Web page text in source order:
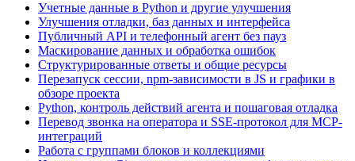
Учетные данные в Python и другие улучшения
Улучшения отладки, баз данных и интерфейса
Публичный API и телефонный агент без пауз
Маскирование данных и обработка ошибок
Структурированные ответы и общие ресурсы
Перезапуск сессии, npm-зависимости в JS и графики в
обзоре проекта
Python, контроль действий агента и пошаговая отладка
Перевод звонка на оператора и SSE-протокол для MCP-
интеграций
Работа с группами блоков и коллекциями